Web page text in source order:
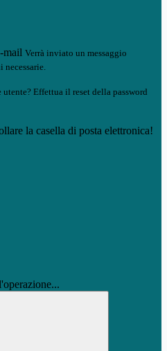
mail Verrà inviato un messaggio
Effettua il reset della password
la casella di posta elettronica!